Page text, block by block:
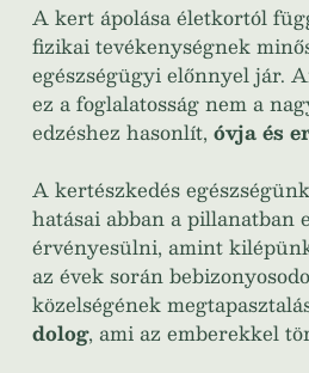
A kert ápolása életkortól
fizikai tevékenységnek
egészségügyi előnnyel jár.
ez a foglalatosság nem a
edzéshez hasonlít, óvja és
A kertészkedés
hatásai abban a pillanatban
érvényesülni, amint
az évek során
közelségének
dolog, ami az emberekkel